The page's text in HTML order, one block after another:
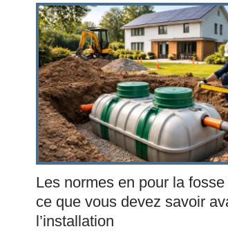
Les normes en pour la
ce que vous devez savoir
l’installation